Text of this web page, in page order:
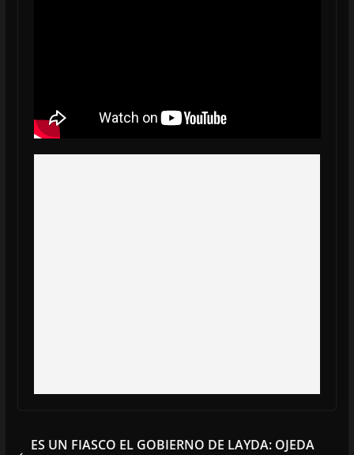
ES UN FIASCO EL GOBIERNO DE LAYDA: OJEDA